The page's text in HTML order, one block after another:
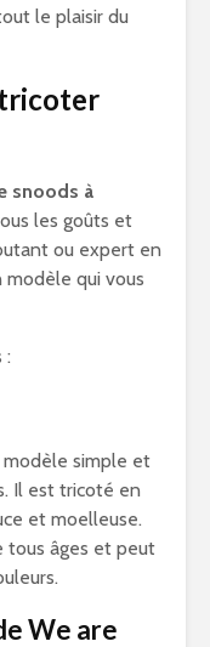
le plaisir du
tricoter
snoods à
les goûts et
ou expert en
qui vous
:
simple et
Il est tricoté en
et moelleuse.
tous âges et peut
We are